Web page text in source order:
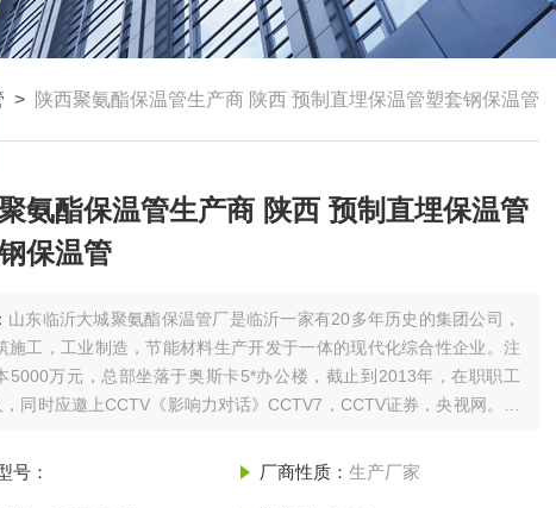
> 陕西聚氨酯保温管生产商 陕西 预制直埋保温管塑套钢保温管
氨酯保温管生产商 陕西 预制直埋保温管
保温管
山东临沂大城聚氨酯保温管厂是临沂一家有20多年历史的集团公司，
施工，工业制造，节能材料生产开发于一体的现代化综合性企业。注
5000万元，总部坐落于奥斯卡5*办公楼，截止到2013年，在职职工
同时应邀上CCTV《影响力对话》CCTV7，CCTV证券，央视网。陕
号： 厂商性质： 生产厂家